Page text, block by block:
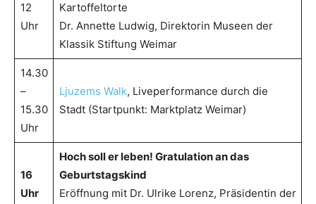
12
Uhr
Kartoffeltorte
Dr. Annette Ludwig, Direktorin Museen der
Klassik Stiftung Weimar
14.30
–
15.30
Uhr
Ljuzems Walk, Liveperformance durch die
Stadt (Startpunkt: Marktplatz Weimar)
16
Uhr
Hoch soll er leben! Gratulation an das
Geburtstagskind
Eröffnung mit Dr. Ulrike Lorenz, Präsidentin der